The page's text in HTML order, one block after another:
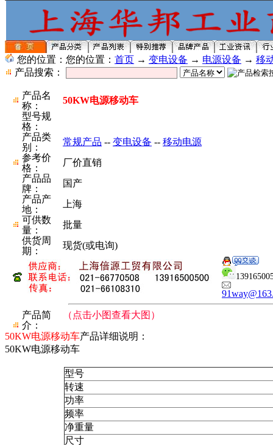
您的位置：您的位置： 首页 → 变电设备 → 电源设备 → 移
产品搜索：
产品名
称：
50KW电源移动车
型号规
格：
产品类
别：
常规产品 -- 变电设备 -- 移动电源
参考价
格：
厂价直销
产品品
牌：
国产
产品产
地：
上海
可供数
量：
批量
供货周
期：
现货(或电询)
产品简
介：
（点击小图查看大图）
50KW电源移动车产品详细说明：
50KW电源移动车
型号
转速
功率
频率
净重量
尺寸